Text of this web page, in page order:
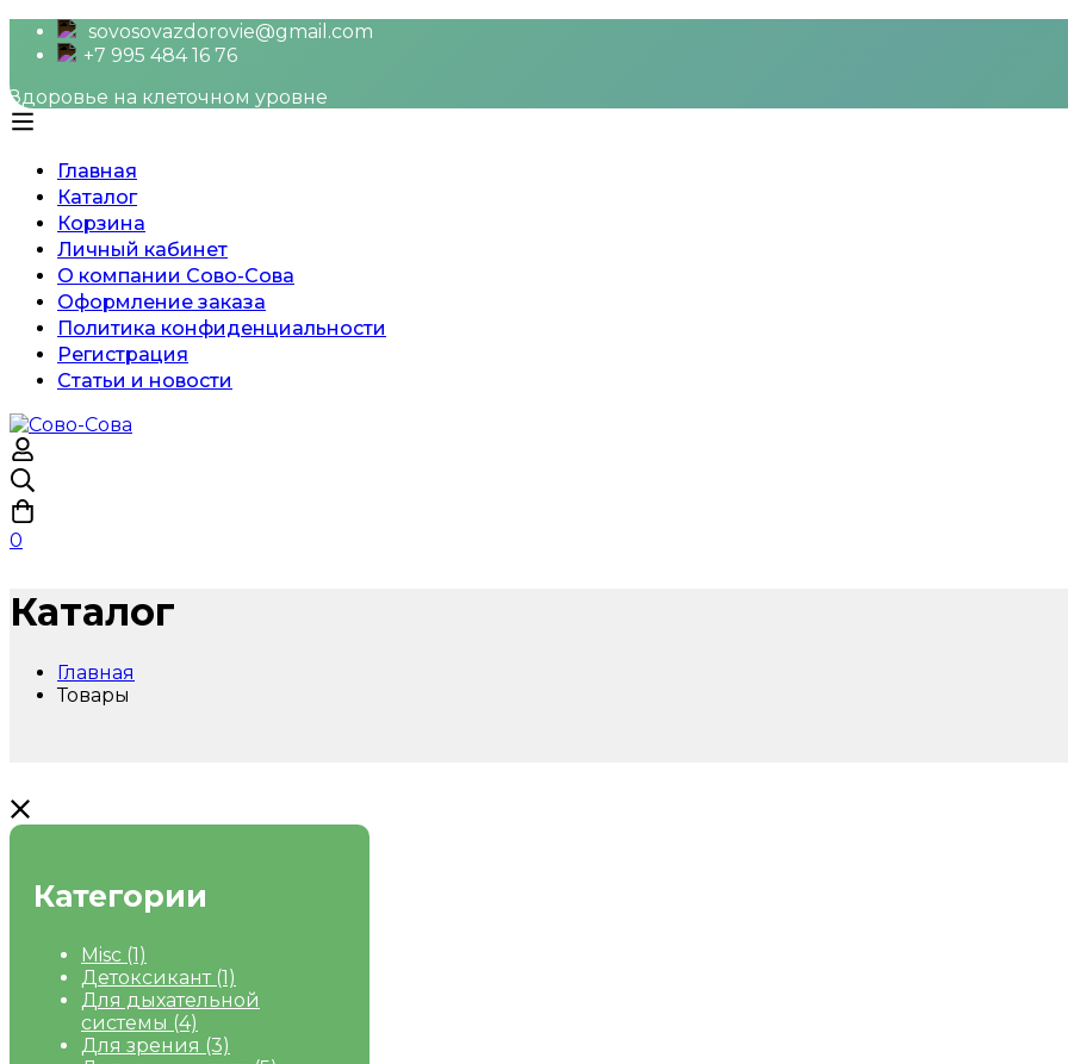
sovosovazdorovie@gmail.com
+7 995 484 16 76
Здоровье на клеточном уровне
Главная
Каталог
Корзина
Личный кабинет
О компании Сово-Сова
Оформление заказа
Политика конфиденциальности
Регистрация
Статьи и новости
0
Каталог
Главная
Товары
Категории
Misc (1)
Детоксикант (1)
Для дыхательной
системы (4)
Для зрения (3)